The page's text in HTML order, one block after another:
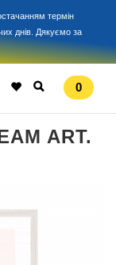
термін
днів. Дякуємо за
0
ART.